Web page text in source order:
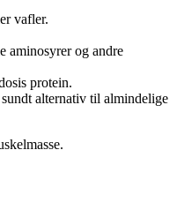
vafler.
aminosyrer og andre
protein.
alternativ til almindelige